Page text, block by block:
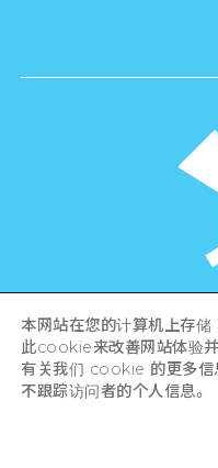
Hiroshima
All
本网站在您的计算机上存
此cookie来改善网站体验并
有关我们 cookie 的更多信
不跟踪访问者的个人信息。